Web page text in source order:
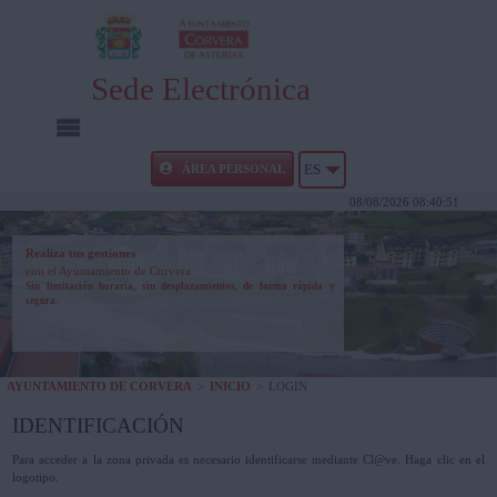
Sede Electrónica
INICIO
CARPETA CIUDADANA
AYUDA
ÁREA PERSONAL ES
08/08/2026 08:40:51
Realiza tus gestiones
con el Ayuntamiento de Corvera
Sin limitación horaria, sin desplazamientos, de forma rápida y
segura.
AYUNTAMIENTO DE CORVERA INICIO LOGIN
IDENTIFICACIÓN
Para acceder a la zona privada es necesario identificarse mediante Cl@ve. Haga clic en el
logotipo.